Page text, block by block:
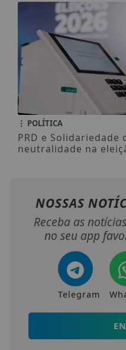
POLÍTICA
PRD e Solidariedade
neutralidade na
NOSSAS
Receba as
no seu app
Telegram